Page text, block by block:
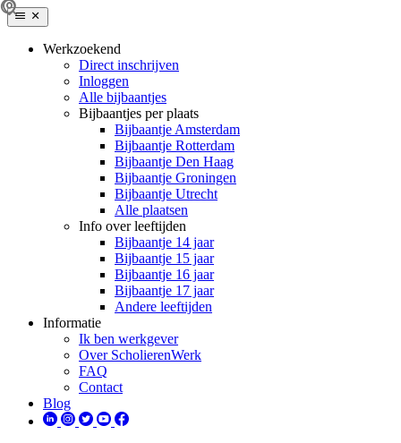
Werkzoekend
Direct inschrijven
Inloggen
Alle bijbaantjes
Bijbaantjes per plaats
Bijbaantje Amsterdam
Bijbaantje Rotterdam
Bijbaantje Den Haag
Bijbaantje Groningen
Bijbaantje Utrecht
Alle plaatsen
Info over leeftijden
Bijbaantje 14 jaar
Bijbaantje 15 jaar
Bijbaantje 16 jaar
Bijbaantje 17 jaar
Andere leeftijden
Informatie
Ik ben werkgever
Over ScholierenWerk
FAQ
Contact
Blog